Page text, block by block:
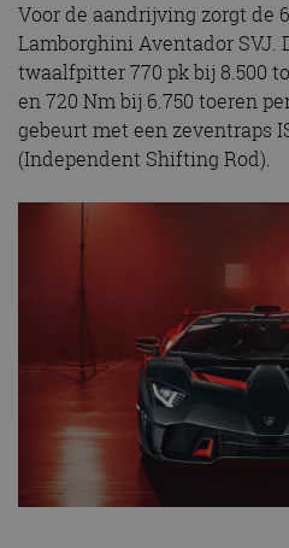
Voor de aandrijving zorgt de
Lamborghini Aventador SVJ.
twaalfpitter 770 pk bij 8.500
en 720 Nm bij 6.750 toeren
gebeurt met een zeventraps
(Independent Shifting Rod).